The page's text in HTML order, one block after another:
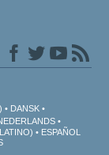
DANSK
ESPAÑOL